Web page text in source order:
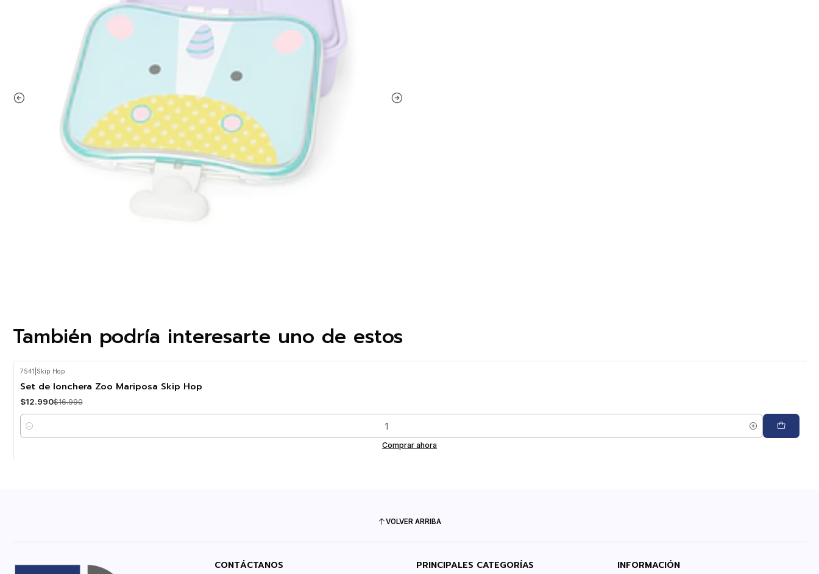
También podría interesarte uno de estos
-24% OFF
7541 Skip Hop
Set de lonchera Zoo Mariposa Skip Hop
$12.990$16.990
Cantidad
Comprar ahora
VOLVER ARRIBA
CONTÁCTANOS PRINCIPALES CATEGORÍAS INFORMACIÓN